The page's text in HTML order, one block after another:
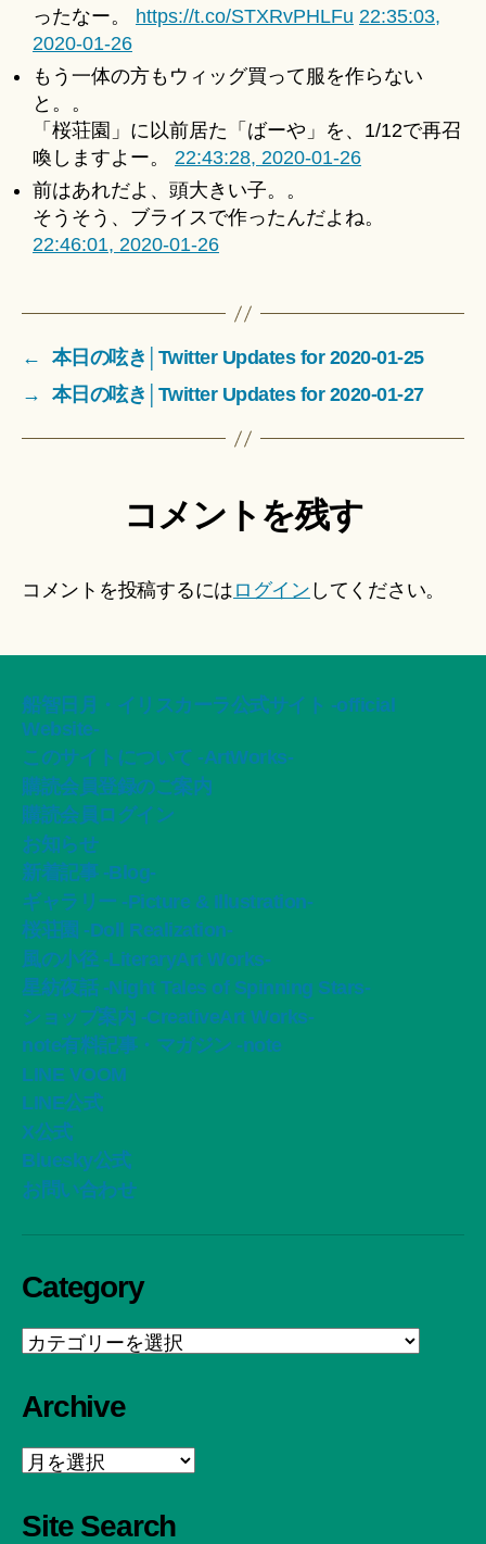
ったなー。 https://t.co/STXRvPHLFu 22:35:03,
2020-01-26
もう一体の方もウィッグ買って服を作らない
と。。
「桜荘園」に以前居た「ばーや」を、1/12で再召
喚しますよー。 22:43:28, 2020-01-26
前はあれだよ、頭大きい子。。
そうそう、ブライスで作ったんだよね。
22:46:01, 2020-01-26
←
本日の呟き│Twitter Updates for 2020-01-25
→
本日の呟き│Twitter Updates for 2020-01-27
コメントを残す
コメントを投稿するには ログイン してください。
船智日月・イリスカーラ公式サイト -official
Website-
このサイトについて -ArtWorks-
購読会員登録のご案内
購読会員ログイン
お知らせ
新着記事 -Blog-
ギャラリー -Picture & Illustration-
桜荘園 -Doll Realization-
風の小径 -LiteraryArt Works-
星紡夜話 -Night Tales of Spinning Stars-
ショップ案内 -CreativeArt Works-
note有料記事・マガジン -note
LINE VOOM
LINE公式
X公式
Bluesky公式
お問い合わせ
Category
Category
Archive
Archive
Site Search